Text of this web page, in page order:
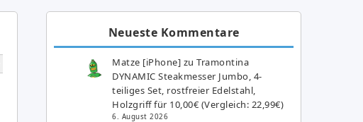
Neueste Kommentare
Matze [iPhone] zuTramontina
DYNAMIC Steakmesser Jumbo, 4-
teiliges Set, rostfreier Edelstahl,
Holzgriff für 10,00€ (Vergleich: 22,99€)
6. August 2026